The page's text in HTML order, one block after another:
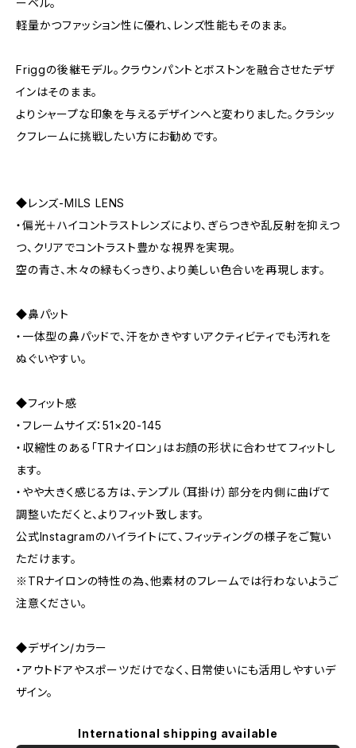
ーベル。
軽量かつファッション性に優れ、レンズ性能もそのまま。
Friggの後継モデル。クラウンパントとボストンを融合させたデザ
インはそのまま。
よりシャープな印象を与えるデザインへと変わりました。クラシッ
クフレームに挑戦したい方にお勧めです。
◆レンズ-MILS LENS
・偏光＋ハイコントラストレンズにより、ぎらつきや乱反射を抑えつ
つ、クリアでコントラスト豊かな視界を実現。
空の青さ、木々の緑もくっきり、より美しい色合いを再現します。
◆鼻パット
・一体型の鼻パッドで、汗をかきやすいアクティビティでも汚れを
ぬぐいやすい。
◆フィット感
・フレームサイズ：51×20-145
・収縮性のある「TRナイロン」はお顔の形状に合わせてフィットし
ます。
・やや大きく感じる方は、テンプル（耳掛け）部分を内側に曲げて
調整いただくと、よりフィット致します。
公式Instagramのハイライトにて、フィッティングの様子をご覧い
ただけます。
※TRナイロンの特性の為、他素材のフレームでは行わないようご
注意ください。
◆デザイン/カラー
・アウトドアやスポーツだけでなく、日常使いにも活用しやすいデ
ザイン。
International shipping available